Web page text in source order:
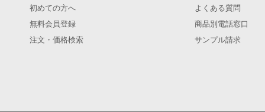
初めての方へ
無料会員登録
注文・価格検索
よくある質問
商品別電話窓口
サンプル請求